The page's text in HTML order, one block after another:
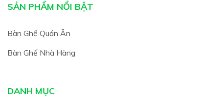
SẢN PHẨM NỔI BẬT
Bàn Ghế Quán Ăn
Bàn Ghế Nhà Hàng
DANH MỤC